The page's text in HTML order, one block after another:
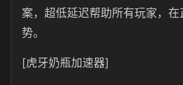
案，超低延迟帮助所有玩家，
势。
[虎牙奶瓶加速器]